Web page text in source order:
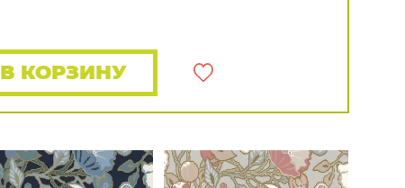
ПОКАЗАТЬ ВСЕ ОБОИ
В КОРЗИНУ